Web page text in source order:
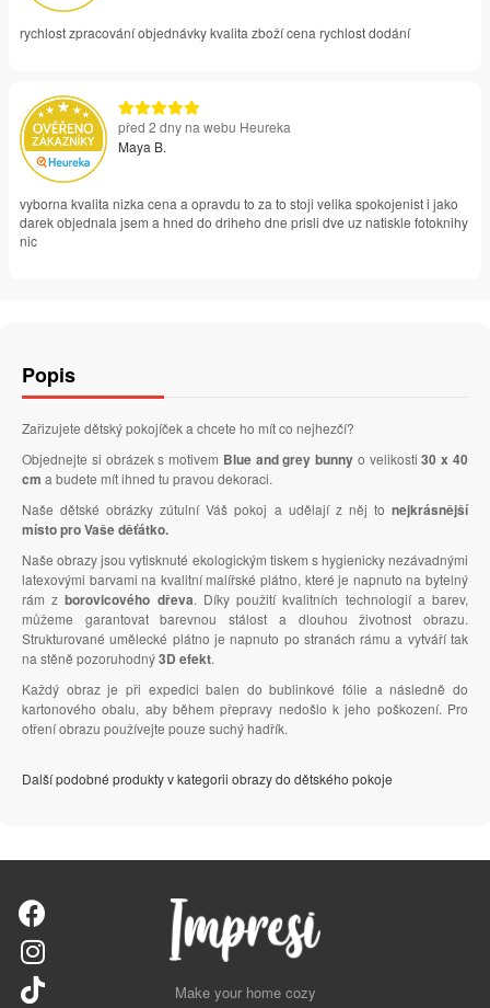
rychlost zpracování objednávky kvalita zboží cena rychlost dodání
před 2 dny na webu Heureka
Maya B.
vyborna kvalita nizka cena a opravdu to za to stoji velika spokojenist i jako
darek objednala jsem a hned do driheho dne prisli dve uz natiskle fotoknihy
nic
Popis
Zařizujete dětský pokojíček a chcete ho mít co nejhezčí?
Objednejte si obrázek s motivem Blue and grey bunny o velikosti30 x 40
cm a budete mít ihned tu pravou dekoraci.
Naše dětské obrázky zútulní Váš pokoj a udělají z něj to nejkrásnější
místo pro Vaše děťátko.
Naše obrazy jsou vytisknuté ekologickým tiskem s hygienicky nezávadnými
latexovými barvami na kvalitní malířské plátno, které je napnuto na bytelný
rám zborovicového dřeva. Díky použití kvalitních technologií a barev,
můžeme garantovat barevnou stálost a dlouhou životnost obrazu.
Strukturované umělecké plátno je napnuto po stranách rámu a vytváří tak
na stěně pozoruhodný3D efekt.
Každý obraz je při expedici balen do bublinkové fólie a následně do
kartonového obalu, aby během přepravy nedošlo k jeho poškození. Pro
otření obrazu používejte pouze suchý hadřík.
Další podobné produkty v kategorii obrazy do dětského pokoje
Make your home cozy